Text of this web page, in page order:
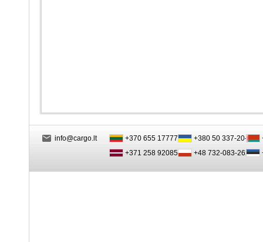
info@cargo.lt
+370 655 17777
+371 258 92085
+380 50 337-20-47
+48 732-083-262